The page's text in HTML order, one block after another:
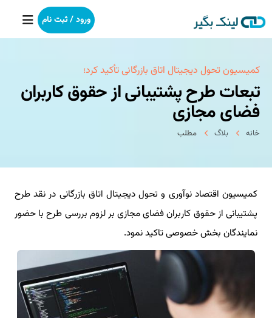
خانه
بکلینک
رپورتاژآگهی
خدمات ما
درباره ما
آموزش
ورود / ثبت نام
كمیسیون تحول دیجیتال اتاق بازرگانی تأكید كرد؛
تبعات طرح پشتیبانی از حقوق کاربران
فضای مجازی
خانه بلاگ مطلب
کمیسیون اقتصاد نوآوری و تحول دیجیتال اتاق بازرگانی در نقد طرح
پشتیبانی از حقوق کاربران فضای مجازی بر لزوم بررسی طرح با حضور
نمایندگان بخش خصوصی تاکید نمود.